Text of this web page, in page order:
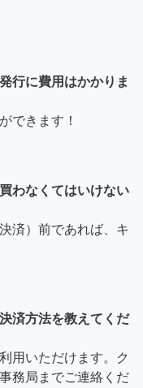
行に費用はかかりま
できます！
わなくてはいけない
済）前であれば、キ
済方法を教えてくだ
用いただけます。ク
務局までご連絡くだ